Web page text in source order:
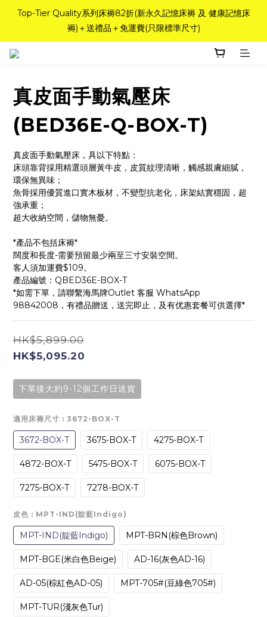
如需訂造特別尺寸床褥，請聯繫海馬牌Outlet客服 WhatsApp
98842008！
Top-Tier Quality系列床褥82折(新永久記憶床褥 及 健康記憶床
褥)＋送禮品＋免運費(只限標準尺寸)
如需訂造特別尺寸床褥，請聯繫海馬牌Outlet客服 WhatsApp
真皮面手動氣壓床
(BED36E-Q-BOX-T)
真皮面手動氣壓床，具以下特點：
床頭靠背採用精選頭層黃牛皮，皮質紋理清晰，觸感親膚細膩，
環保無異味；
魚骨採用優質進口實木板材，不變型抗老化，床架結實穩固，超
強承重；
超大收納空間，儲物無憂。
*產品不包括床褥*
闊度和長度-需要預留最少兩至三寸安裝空間。
客人須加運費$109。
產品編號：QBED36E-BOX-T
*如需下單，請聯繫海馬牌Outlet 客服 WhatsApp
98842008，有禮品贈送，送完即止，及有优惠套餐可供選擇*
HK$5,899.00
HK$5,095.20
下單後大約9-12個工作日送貨
適用床褥尺寸 : 3672-BOX-T
3672-BOX-T 3675-BOX-T 4275-BOX-T
4872-BOX-T 5475-BOX-T 6075-BOX-T
7275-BOX-T 7278-BOX-T
皮色 : MPT-IND(靛藍Indigo)
MPT-IND(靛藍Indigo) MPT-BRN(棕色Brown)
MPT-BGE(米白色Beige) AD-16(灰色AD-16)
AD-05(棕紅色AD-05) MPT-705#(豆綠色705#)
MPT-TUR(淺灰色Tur)